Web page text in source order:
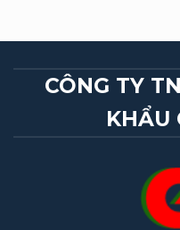
CÔNG TY
KHẨU